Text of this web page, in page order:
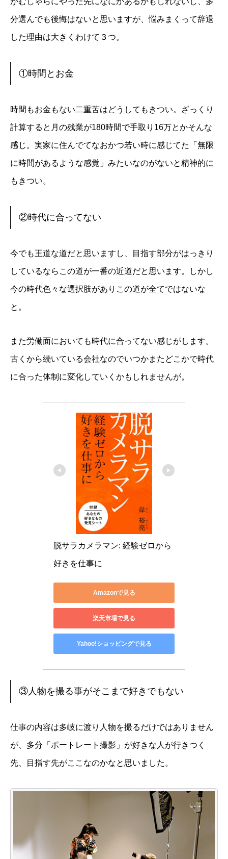
分選んでも後悔はないと思いますが、悩みまくって辞退
した理由は大きくわけて３つ。
①時間とお金
時間もお金もない二重苦はどうしてもきつい。ざっくり
計算すると月の残業が180時間で手取り16万とかそんな
感じ。実家に住んでてなおかつ若い時に感じてた「無限
に時間があるような感覚」みたいなのがないと精神的に
もきつい。
②時代に合ってない
今でも王道な道だと思いますし、目指す部分がはっきり
しているならこの道が一番の近道だと思います。しかし
今の時代色々な選択肢がありこの道が全てではないな
と。
また労働面においても時代に合ってない感じがします。
古くから続いている会社なのでいつかまたどこかで時代
に合った体制に変化していくかもしれませんが。
脱サラカメラマン: 経験ゼロから
好きを仕事に
Amazonで見る
楽天市場で見る
Yahoo!ショッピングで見る
③人物を撮る事がそこまで好きでもない
仕事の内容は多岐に渡り人物を撮るだけではありません
が、多分「ポートレート撮影」が好きな人が行きつく
先、目指す先がここなのかなと思いました。